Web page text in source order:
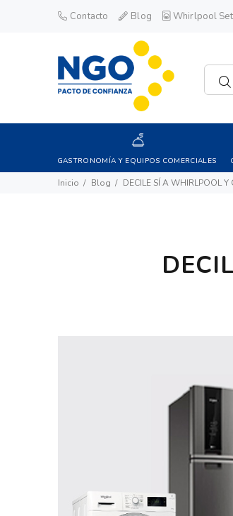
Contacto Blog Whirlpool
GASTRONOMÍA Y EQUIPOS COMERCIALES
Inicio Blog DECILE SÍ A WHIRLPOOL Y